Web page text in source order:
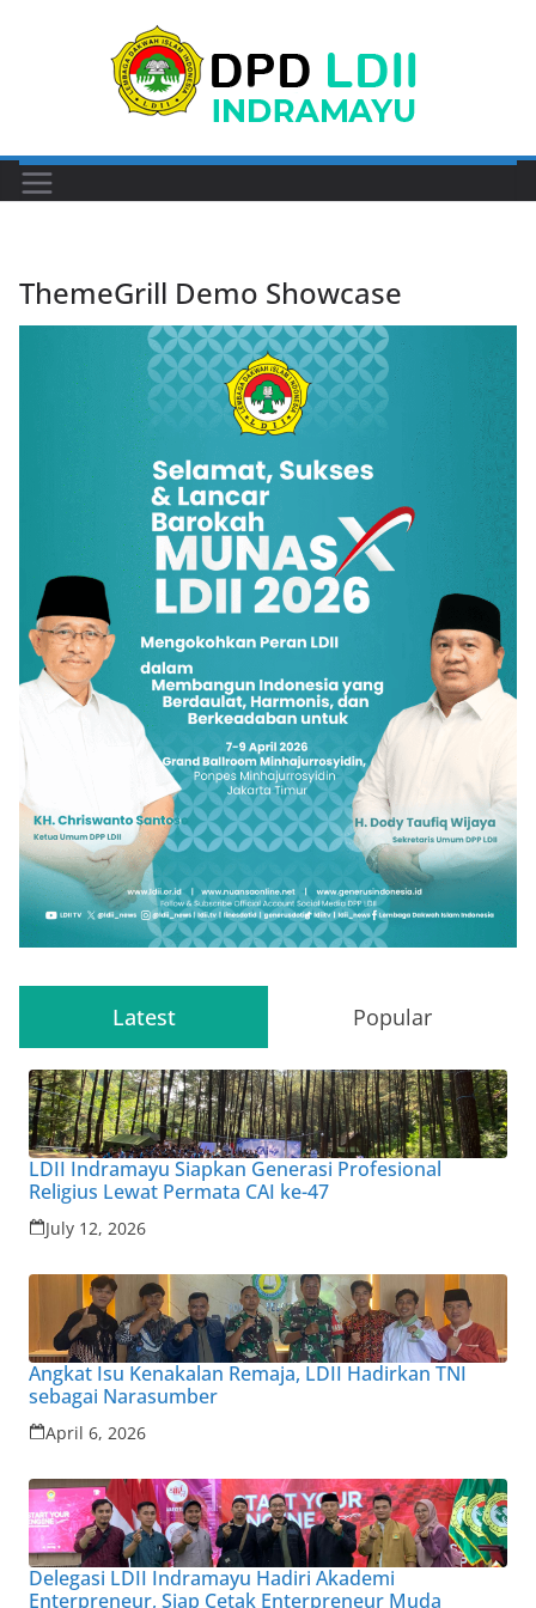
ThemeGrill Demo Showcase
Latest Popular
LDII Indramayu Siapkan Generasi Profesional
Religius Lewat Permata CAI ke-47
July 12, 2026
Angkat Isu Kenakalan Remaja, LDII Hadirkan TNI
sebagai Narasumber
April 6, 2026
Delegasi LDII Indramayu Hadiri Akademi
Enterpreneur, Siap Cetak Enterpreneur Muda